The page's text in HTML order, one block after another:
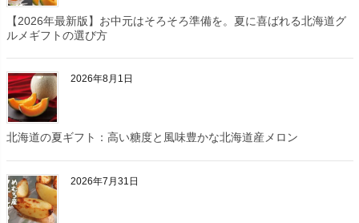
【2026年最新版】お中元はそろそろ準備を。夏に喜ばれる北海道グ
ルメギフトの選び方
2026年8月1日
北海道の夏ギフト：高い糖度と風味豊かな北海道産メロン
2026年7月31日